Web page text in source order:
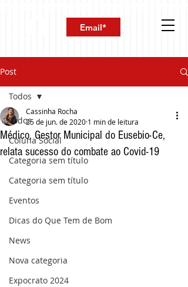
Post
Todos
Coluna Social
Categoria sem título
Categoria sem título
Eventos
Dicas do Que Tem de Bom
News
Nova categoria
Expocrato 2024
Todos
Médico, Gestor Municipal do Eusebio-Ce,
relata sucesso do combate ao Covid-19
Cassinha Rocha
25 de jun. de 2020 1 min de leitura